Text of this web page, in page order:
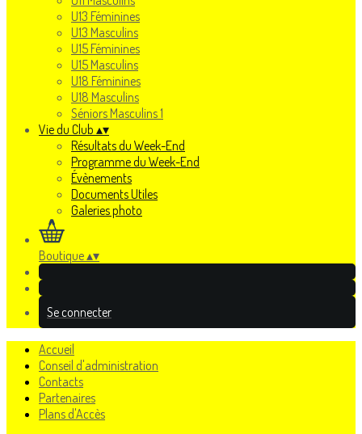
U13 Féminines
U13 Masculins
U15 Féminines
U15 Masculins
U18 Féminines
U18 Masculins
Séniors Masculins 1
Vie du Club ▴▾
Résultats du Week-End
Programme du Week-End
Évènements
Documents Utiles
Galeries photo
Boutique▴▾
Se connecter
Accueil
Conseil d'administration
Contacts
Partenaires
Plans d'Accès